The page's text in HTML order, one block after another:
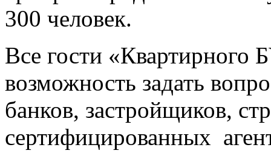
300 человек.
Все гости
возможность задать
банков, застройщиков,
сертифицированных